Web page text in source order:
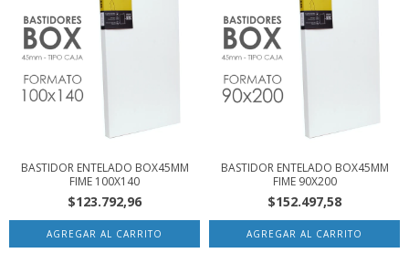
BASTIDOR ENTELADO BOX45MM
FIME 100X140
$123.792,96
BASTIDOR ENTELADO BOX45MM
FIME 90X200
$152.497,58